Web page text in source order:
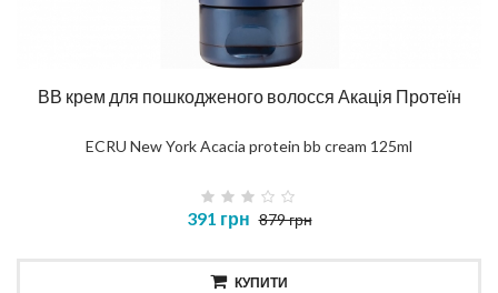
ВВ крем для пошкодженого волосся Акація Протеїн
ECRU New York Acacia protein bb cream 125ml
391 грн 879 грн
КУПИТИ